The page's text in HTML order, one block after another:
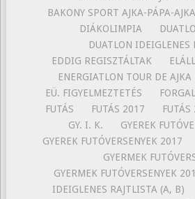
BAKONY SPORT AJKA-PÁPA-
DIÁKOLIMPIA
DUATLON IDEIGLENES
EDDIG REGISZTÁLTAK
ENERGIATLON TOUR DE AJKA
EÜ. FIGYELMEZTETÉS
FUTÁS
FUTÁS 2017 FUTÁS
GY. I. K.
GYEREK
GYEREK FUTÓVERSENYEK 2017
GYERMEK
GYERMEK FUTÓVERSENYEK
IDEIGLENES RAJTLISTA (A, B)